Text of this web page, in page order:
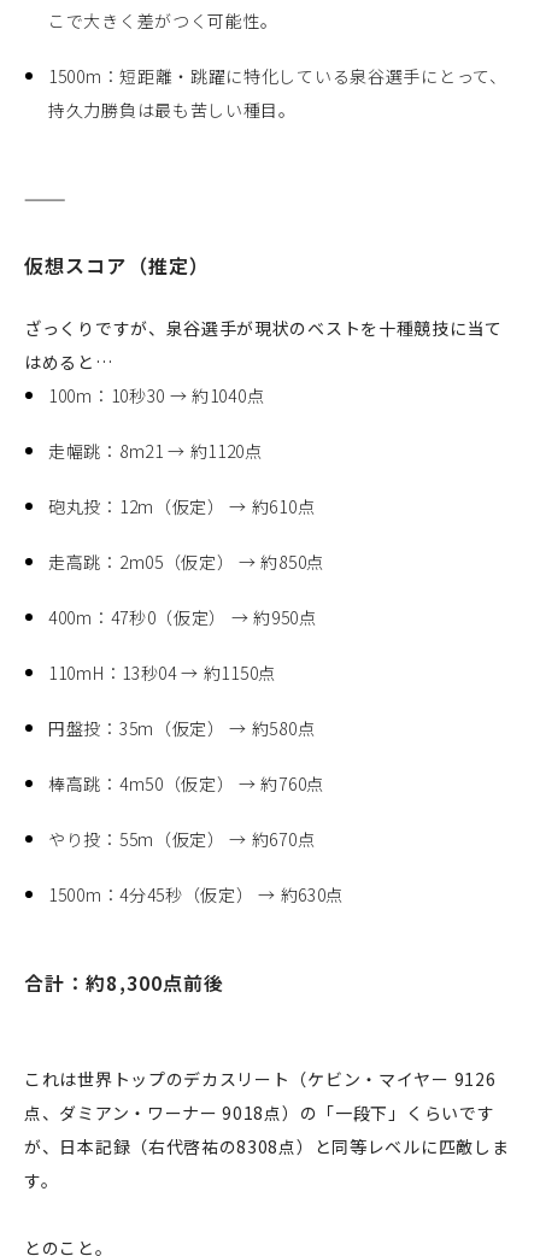
事業案内
製造・工場
こで大きく差がつく可能性。
1500m：短距離・跳躍に特化している泉谷選手にとって、
持久力勝負は最も苦しい種目。
⸻
仮想スコア（推定）
ざっくりですが、泉谷選手が現状のベストを十種競技に当て
はめると…
100m：10秒30 → 約1040点
走幅跳：8m21 → 約1120点
砲丸投：12m（仮定） → 約610点
走高跳：2m05（仮定） → 約850点
400m：47秒0（仮定） → 約950点
110mH：13秒04 → 約1150点
円盤投：35m（仮定） → 約580点
棒高跳：4m50（仮定） → 約760点
やり投：55m（仮定） → 約670点
1500m：4分45秒（仮定） → 約630点
合計：約8,300点前後
これは世界トップのデカスリート（ケビン・マイヤー 9126
点、ダミアン・ワーナー 9018点）の「一段下」くらいです
が、日本記録（右代啓祐の8308点）と同等レベルに匹敵しま
す。
とのこと。